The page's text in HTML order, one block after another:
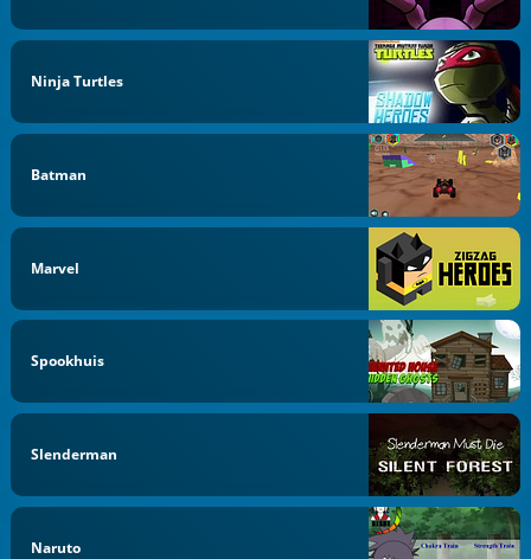
Ninja Turtles
Batman
Marvel
Spookhuis
Slenderman
Naruto